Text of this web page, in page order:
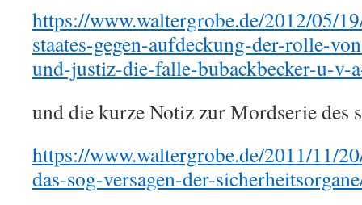
https://www.waltergrobe.de/2012/05/
staates-gegen-aufdeckung-der-rolle-
und-justiz-die-falle-bubackbecker-u-v-
und die kurze Notiz zur Mordserie des
https://www.waltergrobe.de/2011/11/
das-sog-versagen-der-